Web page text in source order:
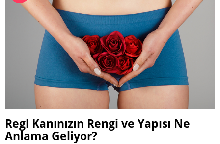
Regl Kanınızın Rengi ve Yapısı Ne
Anlama Geliyor?